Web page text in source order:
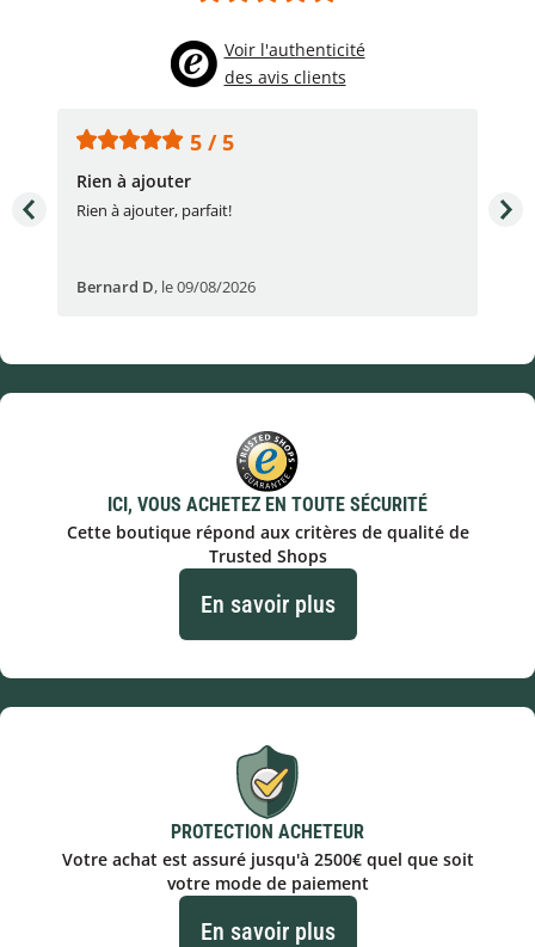
Voir l'authenticité
des avis clients
5 / 5
Rien à ajouter
Rien à ajouter, parfait!
Bernard D, le 09/08/2026
ICI, VOUS ACHETEZ EN TOUTE SÉCURITÉ
Cette boutique répond aux critères de qualité de
Trusted Shops
En savoir plus
PROTECTION ACHETEUR
Votre achat est assuré jusqu'à 2500€ quel que soit
votre mode de paiement
En savoir plus